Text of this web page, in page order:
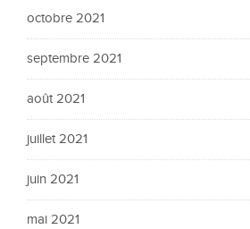
octobre 2021
septembre 2021
août 2021
juillet 2021
juin 2021
mai 2021